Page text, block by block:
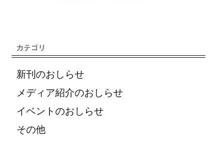
新刊のおしらせ
メディア紹介のおしらせ
イベントのおしらせ
その他